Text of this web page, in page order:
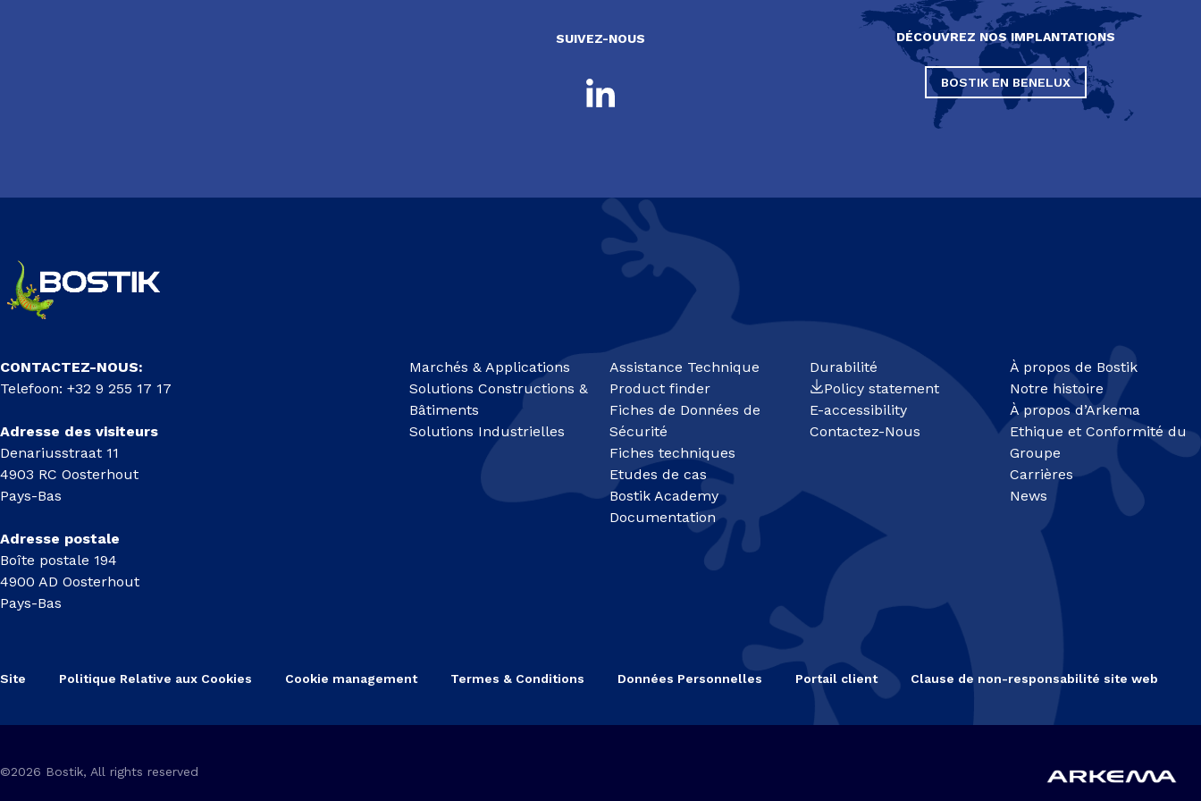
SUIVEZ-NOUS DÉCOUVREZ NOS IMPLANTATIONS
BOSTIK EN BENELUX
CONTACTEZ-NOUS:
Telefoon: +32 9 255 17 17
Adresse des visiteurs
Denariusstraat 11
4903 RC Oosterhout
Pays-Bas
Adresse postale
Boîte postale 194
4900 AD Oosterhout
Pays-Bas
Marchés & Applications
Solutions Constructions &
Bâtiments
Solutions Industrielles
Assistance Technique
Product finder
Fiches de Données de
Sécurité
Fiches techniques
Etudes de cas
Bostik Academy
Documentation
Durabilité
Policy statement
E-accessibility
Contactez-Nous
À propos de Bostik
Notre histoire
À propos d’Arkema
Ethique et Conformité du
Groupe
Carrières
News
Site Politique Relative aux Cookies Cookie management Termes & Conditions Données Personnelles Portail client Clause de non-responsabilité site web
©2026 Bostik, All rights reserved